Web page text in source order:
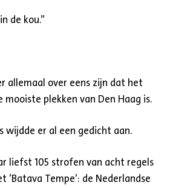
de kou.”
allemaal over eens zijn dat het
mooiste plekken van Den Haag is.
wijdde er al een gedicht aan.
liefst 105 strofen van acht regels
‘Batava Tempe’: de Nederlandse